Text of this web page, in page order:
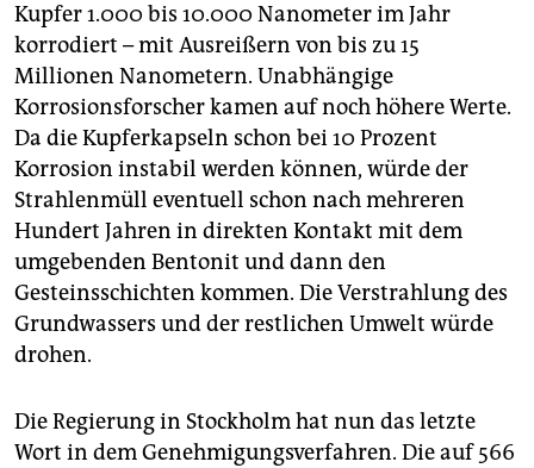
Kupfer 1.000 bis 10.000 Nanometer im Jahr
korrodiert – mit Ausreißern von bis zu 15
Millionen Nanometern. Unabhängige
Korrosionsforscher kamen auf noch höhere Werte.
Da die Kupferkapseln schon bei 10 Prozent
Korrosion instabil werden können, würde der
Strahlenmüll eventuell schon nach mehreren
Hundert Jahren in direkten Kontakt mit dem
umgebenden Bentonit und dann den
Gesteinsschichten kommen. Die Verstrahlung des
Grundwassers und der restlichen Umwelt würde
drohen.
Die Regierung in Stockholm hat nun das letzte
Wort in dem Genehmigungsverfahren. Die auf 566